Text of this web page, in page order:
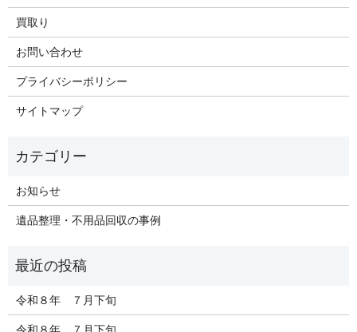
買取り
お問い合わせ
プライバシーポリシー
サイトマップ
お知らせ
遺品整理・不用品回収の事例
令和８年 ７月下旬
令和８年 ７月下旬